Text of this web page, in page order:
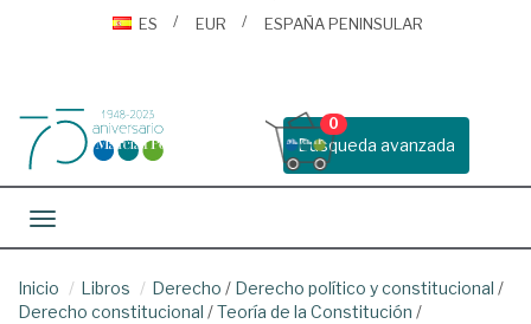
ES
EUR ESPAÑA PENINSULAR
Busqueda avanzada
0
Toggle navigation
Inicio Libros Derecho / Derecho político y constitucional /
Derecho constitucional /Teoría de la Constitución /